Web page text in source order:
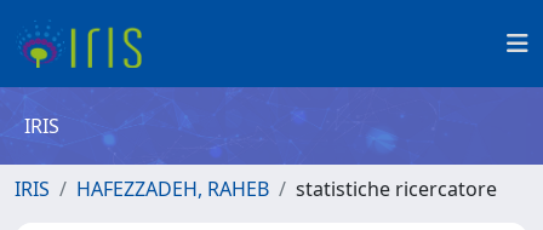
IRIS
IRIS HAFEZZADEH, RAHEB statistiche ricercatore